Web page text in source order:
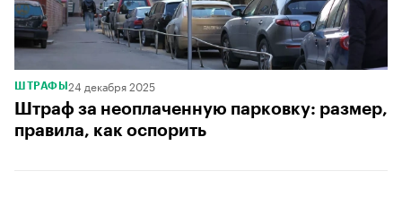
ШТРАФЫ 24 декабря 2025
Штраф за неоплаченную парковку: размер,
правила, как оспорить